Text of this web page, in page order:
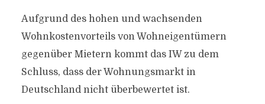
Aufgrund des hohen und wachsenden
Wohnkostenvorteils von Wohneigentümern
gegenüber Mietern kommt das IW zu dem
Schluss, dass der Wohnungsmarkt in
Deutschland nicht überbewertet ist.